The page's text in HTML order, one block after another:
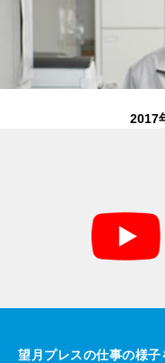
2017
望月プレスの仕事の様